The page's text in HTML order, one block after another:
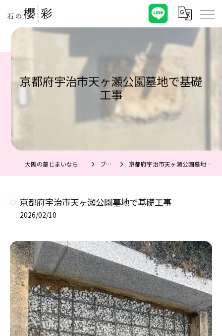
京都府宇治市天ヶ瀬公園墓地で基礎
工事
大阪の墓じまいなら石の櫻彩 ブログ 京都府宇治市天ヶ瀬公園墓地で基礎工事
京都府宇治市天ヶ瀬公園墓地で基礎工事
2026/02/10